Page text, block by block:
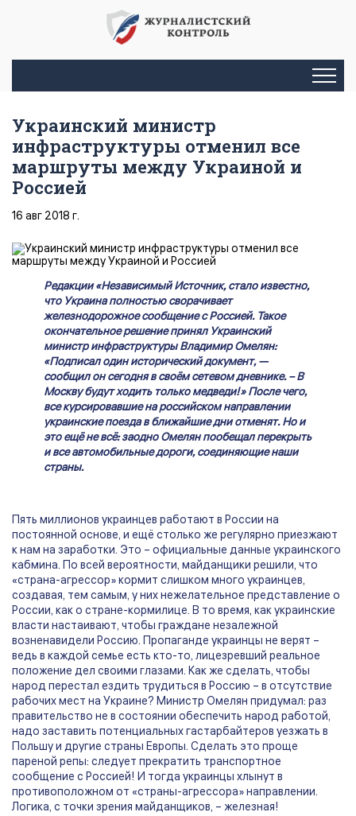
Украинский министр
инфраструктуры отменил все
маршруты между Украиной и
Россией
16 авг 2018 г.
Редакции «Независимый Источник, стало известно,
что Украина полностью сворачивает
железнодорожное сообщение с Россией. Такое
окончательное решение принял Украинский
министр инфраструктуры Владимир Омелян:
«Подписал один исторический документ, —
сообщил он сегодня в своём сетевом дневнике. – В
Москву будут ходить только медведи!» После чего,
все курсировавшие на российском направлении
украинские поезда в ближайшие дни отменят. Но и
это ещё не всё: заодно Омелян пообещал перекрыть
и все автомобильные дороги, соединяющие наши
страны.
Пять миллионов украинцев работают в России на
постоянной основе, и ещё столько же регулярно приезжают
к нам на заработки. Это – официальные данные украинского
кабмина. По всей вероятности, майданщики решили, что
«страна-агрессор» кормит слишком много украинцев,
создавая, тем самым, у них нежелательное представление о
России, как о стране-кормилице. В то время, как украинские
власти настаивают, чтобы граждане незалежной
возненавидели Россию. Пропаганде украинцы не верят –
ведь в каждой семье есть кто-то, лицезревший реальное
положение дел своими глазами. Как же сделать, чтобы
народ перестал ездить трудиться в Россию – в отсутствие
рабочих мест на Украине? Министр Омелян придумал: раз
правительство не в состоянии обеспечить народ работой,
надо заставить потенциальных гастарбайтеров уезжать в
Польшу и другие страны Европы. Сделать это проще
пареной репы: следует прекратить транспортное
сообщение с Россией! И тогда украинцы хлынут в
противоположном от «страны-агрессора» направлении.
Логика, с точки зрения майданщиков, – железная!